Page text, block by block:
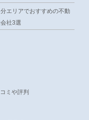
エリアでおすすめの不動
社3選
ミや評判